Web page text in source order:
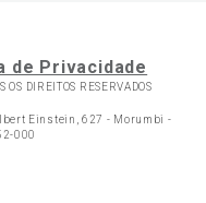
de Privacidade
OS DIREITOS RESERVADOS
Einstein, 627 - Morumbi -
000